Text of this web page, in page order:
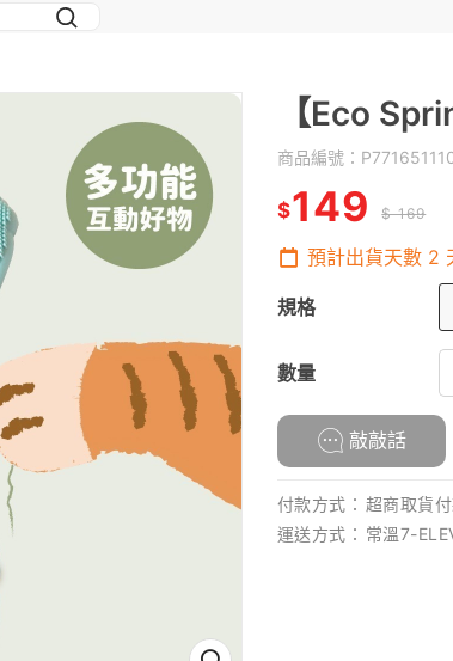
【Eco
商品編號：
$149 $ 169
預計出貨天數 2
規格
數量
敲敲話
付款方式： 超商取貨
運送方式： 常溫7-